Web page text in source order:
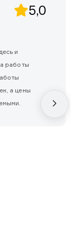
5,0
и
работы
а цены